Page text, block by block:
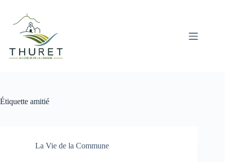
contenu
Étiquette amitié
La Vie de la Commune